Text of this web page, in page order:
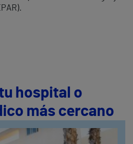
hospital o
más cercano